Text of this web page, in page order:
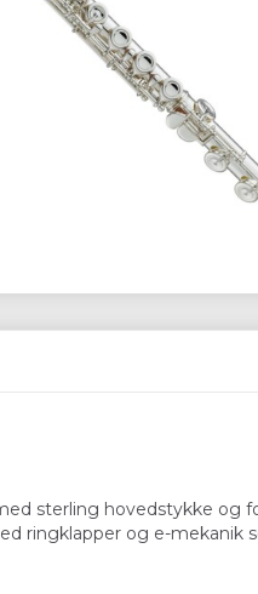
sterling hovedstykke og
ringklapper og e-mekanik